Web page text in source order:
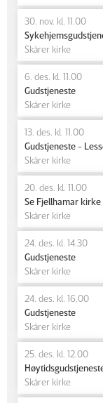
30. nov. kl. 11.00
Skårer kirke
6. des. kl. 11.00
Gudstjeneste
Skårer kirke
13. des. kl. 11.00
Gudstjeneste -
Skårer kirke
20. des. kl. 11.00
Se Fjellhamar kirke
Skårer kirke
24. des. kl. 14.30
Gudstjeneste
Skårer kirke
24. des. kl. 16.00
Gudstjeneste
Skårer kirke
25. des. kl. 12.00
Skårer kirke